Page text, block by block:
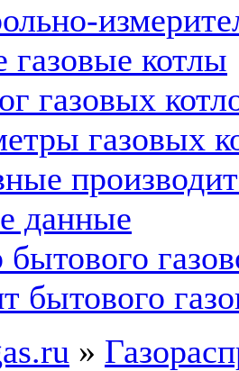
котлы
газовых
газовых
данные
бытового
»